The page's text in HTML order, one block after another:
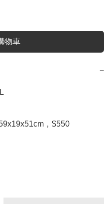
物車
−
，$550